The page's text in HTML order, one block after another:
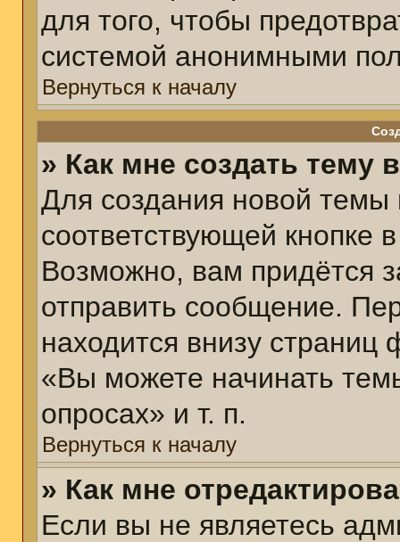
для того, чтобы
системой анонимными
Вернуться к началу
» Как мне создать тему
Для создания новой
соответствующей кнопке
Возможно, вам придётся
отправить сообщение.
находится внизу
«Вы можете начинать
опросах» и т. п.
Вернуться к началу
» Как мне
Если вы не являетесь